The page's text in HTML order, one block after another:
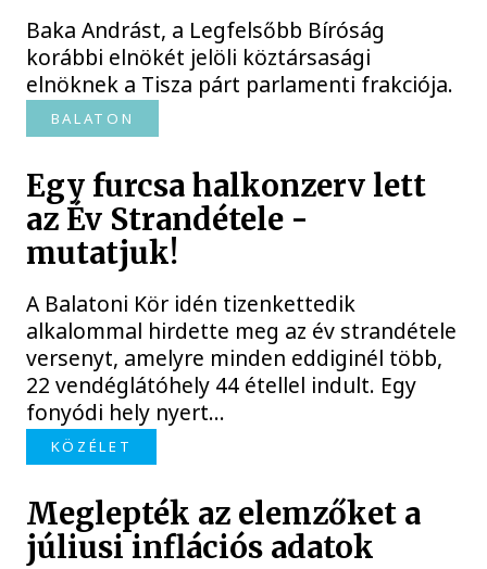
Baka Andrást, a Legfelsőbb Bíróság
korábbi elnökét jelöli köztársasági
elnöknek a Tisza párt parlamenti frakciója.
BALATON
Egy furcsa halkonzerv lett
az Év Strandétele -
mutatjuk!
A Balatoni Kör idén tizenkettedik
alkalommal hirdette meg az év strandétele
versenyt, amelyre minden eddiginél több,
22 vendéglátóhely 44 étellel indult. Egy
fonyódi hely nyert...
KÖZÉLET
Meglepték az elemzőket a
júliusi inflációs adatok